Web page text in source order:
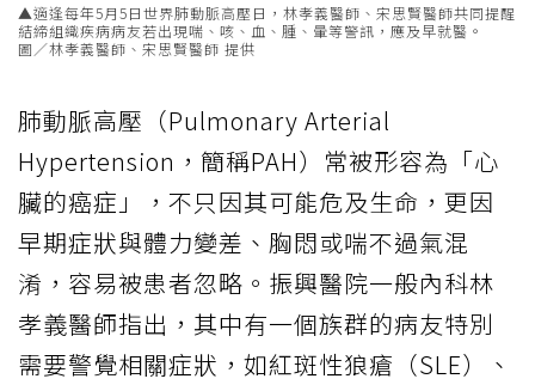
▲適逢每年5月5日世界肺動脈高壓日，林孝義醫師、宋思賢醫師共同提醒
結締組織疾病病友若出現喘、咳、血、腫、暈等警訊，應及早就醫。
圖／林孝義醫師、宋思賢醫師 提供
肺動脈高壓（Pulmonary Arterial
Hypertension，簡稱PAH）常被形容為「心
臟的癌症」，不只因其可能危及生命，更因
早期症狀與體力變差、胸悶或喘不過氣混
淆，容易被患者忽略。振興醫院一般內科林
孝義醫師指出，其中有一個族群的病友特別
需要警覺相關症狀，如紅斑性狼瘡（SLE）、